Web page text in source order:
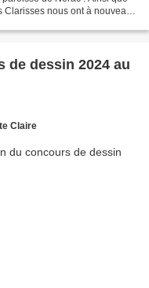
nous ont à nouveau
de dessin 2024 au
Claire